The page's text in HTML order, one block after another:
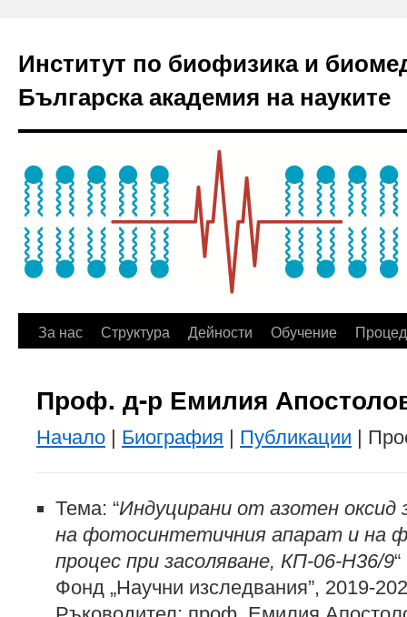
Институт по биофизика и
Българска академия на науките
За нас Структура Дейности Обучение
Проф. д-р Емилия
Начало | Биография | Публикации |
Тема: “Индуцирани от азотен
на фотосинтетичния апарат и на
процес при засоляване, КП-06-Н36/9“
Фонд „Научни изследвания”, 2019-